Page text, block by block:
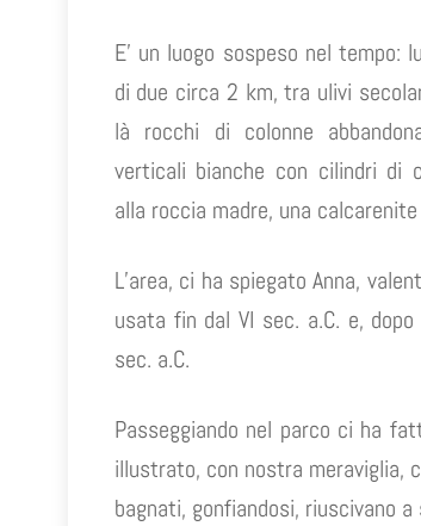
E’ un luogo sospeso nel tempo:
di due circa 2 km, tra ulivi
là rocchi di colonne
verticali bianche con cilindri di
alla roccia madre, una
L’area, ci ha spiegato Anna,
usata fin dal VI sec. a.C. e,
sec. a.C.
Passeggiando nel parco ci ha
illustrato, con nostra meraviglia,
bagnati, gonfiandosi, riuscivano